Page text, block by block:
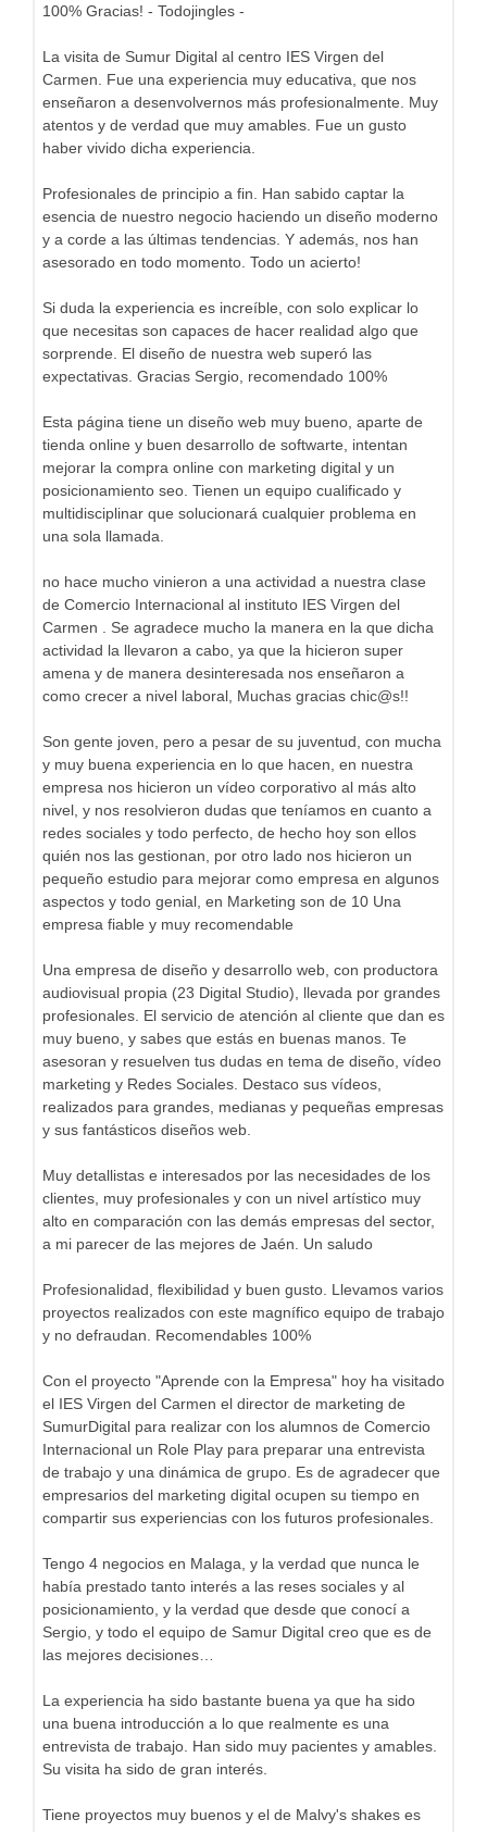
100% Gracias! - Todojingles -
La visita de Sumur Digital al centro IES Virgen del
Carmen. Fue una experiencia muy educativa, que nos
enseñaron a desenvolvernos más profesionalmente. Muy
atentos y de verdad que muy amables. Fue un gusto
haber vivido dicha experiencia.
Profesionales de principio a fin. Han sabido captar la
esencia de nuestro negocio haciendo un diseño moderno
y a corde a las últimas tendencias. Y además, nos han
asesorado en todo momento. Todo un acierto!
Si duda la experiencia es increíble, con solo explicar lo
que necesitas son capaces de hacer realidad algo que
sorprende. El diseño de nuestra web superó las
expectativas. Gracias Sergio, recomendado 100%
Esta página tiene un diseño web muy bueno, aparte de
tienda online y buen desarrollo de softwarte, intentan
mejorar la compra online con marketing digital y un
posicionamiento seo. Tienen un equipo cualificado y
multidisciplinar que solucionará cualquier problema en
una sola llamada.
no hace mucho vinieron a una actividad a nuestra clase
de Comercio Internacional al instituto IES Virgen del
Carmen . Se agradece mucho la manera en la que dicha
actividad la llevaron a cabo, ya que la hicieron super
amena y de manera desinteresada nos enseñaron a
como crecer a nivel laboral, Muchas gracias chic@s!!
Son gente joven, pero a pesar de su juventud, con mucha
y muy buena experiencia en lo que hacen, en nuestra
empresa nos hicieron un vídeo corporativo al más alto
nivel, y nos resolvieron dudas que teníamos en cuanto a
redes sociales y todo perfecto, de hecho hoy son ellos
quién nos las gestionan, por otro lado nos hicieron un
pequeño estudio para mejorar como empresa en algunos
aspectos y todo genial, en Marketing son de 10 Una
empresa fiable y muy recomendable
Una empresa de diseño y desarrollo web, con productora
audiovisual propia (23 Digital Studio), llevada por grandes
profesionales. El servicio de atención al cliente que dan es
muy bueno, y sabes que estás en buenas manos. Te
asesoran y resuelven tus dudas en tema de diseño, vídeo
marketing y Redes Sociales. Destaco sus vídeos,
realizados para grandes, medianas y pequeñas empresas
y sus fantásticos diseños web.
Muy detallistas e interesados por las necesidades de los
clientes, muy profesionales y con un nivel artístico muy
alto en comparación con las demás empresas del sector,
a mi parecer de las mejores de Jaén. Un saludo
Profesionalidad, flexibilidad y buen gusto. Llevamos varios
proyectos realizados con este magnífico equipo de trabajo
y no defraudan. Recomendables 100%
Con el proyecto "Aprende con la Empresa" hoy ha visitado
el IES Virgen del Carmen el director de marketing de
SumurDigital para realizar con los alumnos de Comercio
Internacional un Role Play para preparar una entrevista
de trabajo y una dinámica de grupo. Es de agradecer que
empresarios del marketing digital ocupen su tiempo en
compartir sus experiencias con los futuros profesionales.
Tengo 4 negocios en Malaga, y la verdad que nunca le
había prestado tanto interés a las reses sociales y al
posicionamiento, y la verdad que desde que conocí a
Sergio, y todo el equipo de Samur Digital creo que es de
las mejores decisiones…
La experiencia ha sido bastante buena ya que ha sido
una buena introducción a lo que realmente es una
entrevista de trabajo. Han sido muy pacientes y amables.
Su visita ha sido de gran interés.
Tiene proyectos muy buenos y el de Malvy's shakes es